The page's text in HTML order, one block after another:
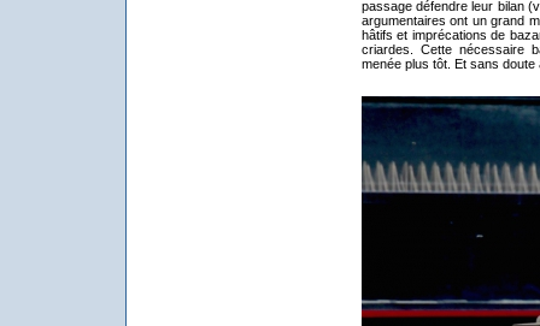
passage défendre leur bilan
argumentaires ont un grand
hâtifs et imprécations de
criardes. Cette nécessaire
menée plus tôt. Et sans